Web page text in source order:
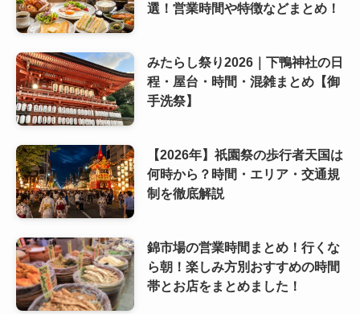
選！営業時間や特徴などまとめ！
みたらし祭り2026｜下鴨神社の日
程・屋台・時間・混雑まとめ【御
手洗祭】
【2026年】祇園祭の歩行者天国は
何時から？時間・エリア・交通規
制を徹底解説
錦市場の営業時間まとめ！行くな
ら朝！楽しみ方別おすすめの時間
帯とお店をまとめました！